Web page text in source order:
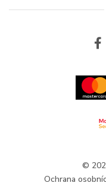
Velkoobchod
O společnosti
Aktuality a oznámení
©
Ochrana